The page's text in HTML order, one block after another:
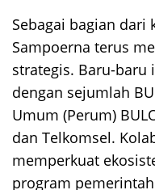
Sebagai bagian dari
Sampoerna terus
strategis. Baru-baru
dengan sejumlah
Umum (Perum)
dan Telkomsel.
memperkuat
program